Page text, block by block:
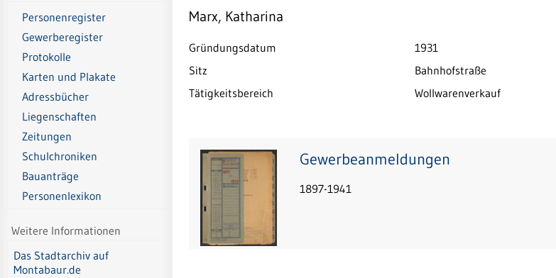
Personenregister
Gewerberegister
Protokolle
Karten und Plakate
Adressbücher
Liegenschaften
Zeitungen
Schulchroniken
Bauanträge
Personenlexikon
Weitere Informationen
Das Stadtarchiv auf
Montabaur.de
Marx, Katharina
Gründungsdatum
1931
Sitz
Bahnhofstraße
Tätigkeitsbereich
Wollwarenverkauf
Gewerbeanmeldungen
1897-1941